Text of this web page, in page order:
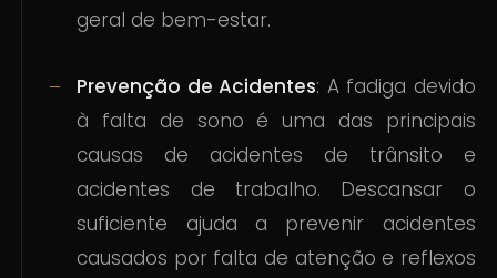
geral de bem-estar.
Prevenção de Acidentes: A fadiga devido
à falta de sono é uma das principais
causas de acidentes de trânsito e
acidentes de trabalho. Descansar o
suficiente ajuda a prevenir acidentes
causados por falta de atenção e reflexos